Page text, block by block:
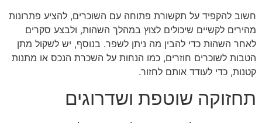
חשוב להקפיד על תקשורת פתוחה עם השוכרים, להציע פתרונות
מהירים לקשיים שיכולים לצוץ במהלך השהות, ולבצע סקרים
לאחר השהות כדי להבין מה ניתן לשפר. בנוסף, יש לשקול מתן
הטבות לשוכרים חוזרים, כמו הנחות על השכרת הנכס או מתנות
קטנות, כדי לעודד אותם לחזור.
תחזוקה שוטפת ושדרוגים